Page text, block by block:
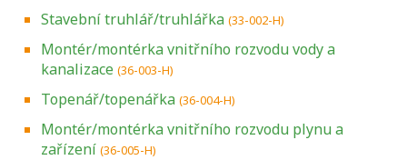
Stavební truhlář/truhlářka (33-002-H)
Montér/montérka vnitřního rozvodu vody a
kanalizace (36-003-H)
Topenář/topenářka (36-004-H)
Montér/montérka vnitřního rozvodu plynu a
zařízení (36-005-H)